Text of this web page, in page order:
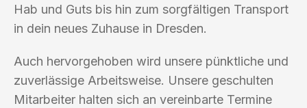
Hab und Guts bis hin zum sorgfältigen Transport
in dein neues Zuhause in Dresden.
Auch hervorgehoben wird unsere pünktliche und
zuverlässige Arbeitsweise. Unsere geschulten
Mitarbeiter halten sich an vereinbarte Termine